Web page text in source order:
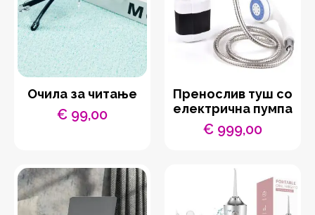
Очила за читање
€ 99,00
Пренослив туш со
електрична пумпа
€ 999,00